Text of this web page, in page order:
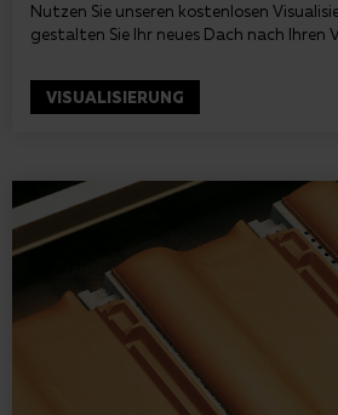
Nutzen Sie unseren kostenlosen
gestalten Sie Ihr neues Dach nach Ihren
VISUALISIERUNG